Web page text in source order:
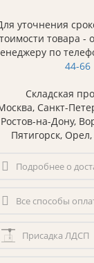
уточнения
товара -
по
44-66
Складская
Санкт-
Ростов-на-Дону,
Пятигорск,
Подробнее о
Все способы
Присадка ЛДСП